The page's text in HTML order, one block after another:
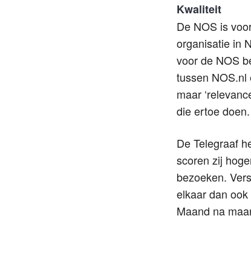
Kwaliteit
De NOS is
organisatie in
voor de NOS
tussen NOS.nl
maar
die ertoe doen.
De Telegraaf
scoren zij
bezoeken.
elkaar dan
Maand na